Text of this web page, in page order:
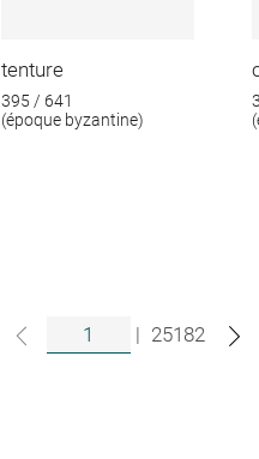
tenture
395 / 641
(époque byzantine)
| 25182